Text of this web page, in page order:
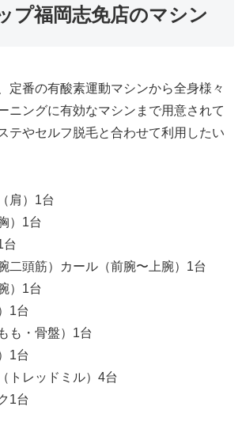
プ福岡志免店のマシン
定番の有酸素運動マシンから全身様々
ニングに有効なマシンまで用意されて
テやセルフ脱毛と合わせて利用したい
肩）1台
）1台
台
二頭筋）カール（前腕〜上腕）1台
）1台
1台
も・骨盤）1台
1台
トレッドミル）4台
1台